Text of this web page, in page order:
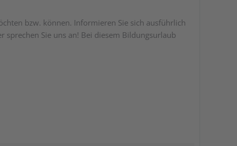
bzw. können. Informieren Sie sich ausführlich
sprechen Sie uns an! Bei diesem Bildungsurlaub